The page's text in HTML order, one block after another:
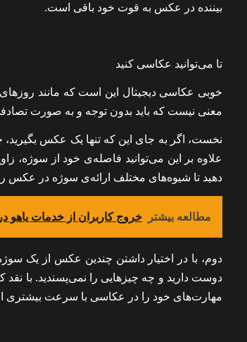
بیننده در عکس به قوت خود باقی است.
تا می‌توانید عکاسی کنید
خوبی عکاسی دیجیتال این است که مانند
معنی نیست که باید بدون توجه و به صورت
نخست، اگر به جای این که تنها یک عکس
علاوه بر این می‌توانید فاصله‌ی خود از سوژه،
دهید تا شیوه‌های مختلف ارائه‌ی سوژه در عکس را
مطالعه بیشتر خروج کاربران از خدمات یاهو
دوم، با در اختیار داشتن چندین عکس از یک
دوست دارید و چه چیزهایی را نمی‌پسندید. با نقد
مهارت‌های خود را در عکاسی با سرعت بیشتری